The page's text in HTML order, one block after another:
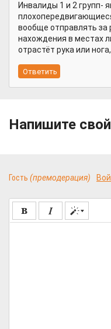
Инвалиды 1 и 2 групп-
вообще отправлять за
нахождения в местах
отрастёт рука или
Напишите
Гость (премодерация)